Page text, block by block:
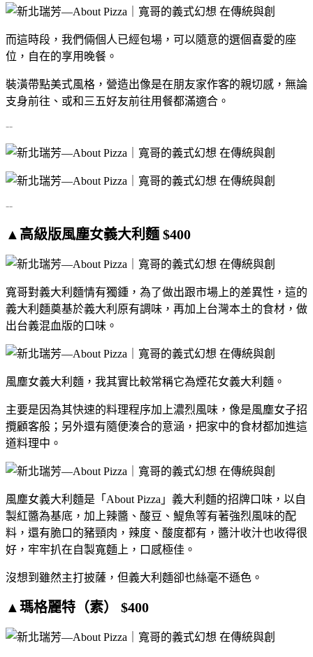
而這時段，我們倆個人已經包場，可以隨意的選個喜愛的座
位，自在的享用晚餐。
裝潢帶點美式風格，營造出像是在朋友家作客的親切感，無論
支身前往、或和三五好友前往用餐都滿適合。
--
--
▲高級版風塵女義大利麵 $400
寬哥對義大利麵情有獨鍾，為了做出跟市場上的差異性，這的
義大利麵奠基於義大利原有調味，再加上台灣本土的食材，做
出台義混血版的口味。
風塵女義大利麵，我其實比較常稱它為煙花女義大利麵。
主要是因為其快速的料理程序加上濃烈風味，像是風塵女子招
攬顧客般；另外還有隨便湊合的意涵，把家中的食材都加進這
道料理中。
風塵女義大利麵是「About Pizza」義大利麵的招牌口味，以自
製紅醬為基底，加上辣醬、酸豆、鯷魚等有著強烈風味的配
料，還有脆口的豬頸肉，辣度、酸度都有，醬汁收汁也收得很
好，牢牢扒在自製寬麵上，口感極佳。
沒想到雖然主打披薩，但義大利麵卻也絲毫不遜色。
▲瑪格麗特（素） $400